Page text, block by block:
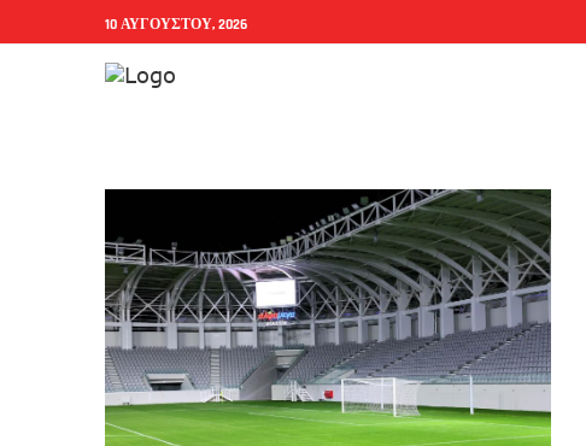
10 ΑΥΓΟΎΣΤΟΥ, 2026